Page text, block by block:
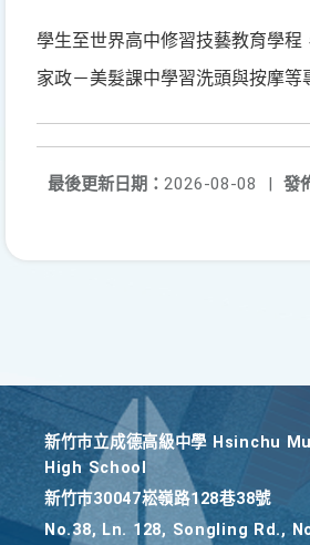
學生至世界高中修習技藝教育學程
家政－美髮課中學習洗頭與按摩等
發
最後更新日期： 2026-08-08
|
新竹巿立成德高級中學 Hsinchu
High School
新竹巿30047崧嶺路128巷38號
No.38, Ln. 128, Songling Rd.,